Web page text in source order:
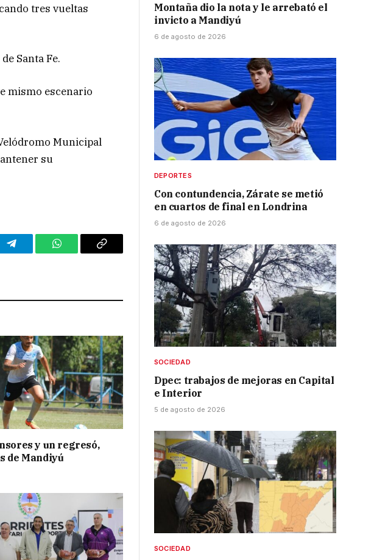
tres vueltas
Santa Fe.
mismo escenario
Municipal
su
Telegram WhatsAppCopy
y un regresó,
de Mandiyú
Montaña dio la nota y le arrebató el
invicto a Mandiyú
6 de agosto de 2026
DEPORTES
Con contundencia, Zárate se metió
en cuartos de final en Londrina
6 de agosto de 2026
SOCIEDAD
Dpec: trabajos de mejoras en Capital
e Interior
5 de agosto de 2026
SOCIEDAD